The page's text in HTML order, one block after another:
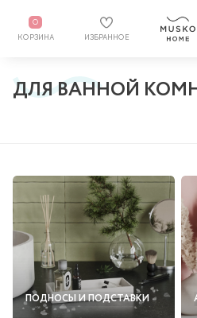
0
КОРЗИНА ИЗБРАННОЕ
ДЛЯ ВАННОЙ
ПОДНОСЫ И ПОДСТАВКИ